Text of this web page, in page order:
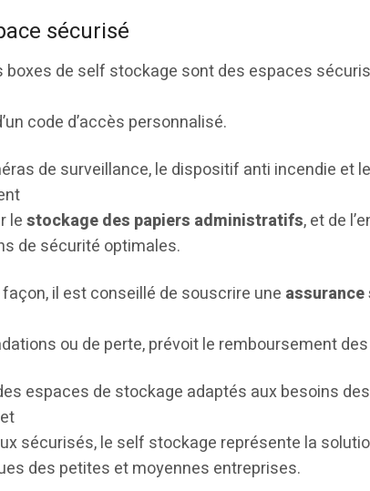
sécurisé
boxes de self stockage sont des espaces
code d’accès personnalisé.
de surveillance, le dispositif anti incendie et
lestockage des papiers administratifs, et de
de sécurité optimales.
il est conseillé de souscrire une
ou de perte, prévoit le remboursement
espaces de stockage adaptés aux besoins
sécurisés, le self stockage représente la
des petites et moyennes entreprises.